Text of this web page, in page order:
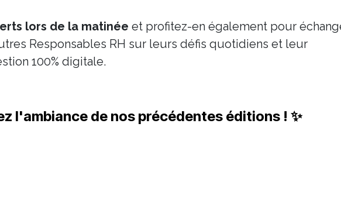
lors de la matinée et profitez-en également pour
Responsables RH sur leurs défis quotidiens et leur
100% digitale.
l'ambiance de nos précédentes éditions ! ✨